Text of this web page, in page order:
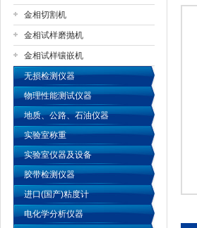
公司名称
金相切割机
金相试样磨抛机
金相试样镶嵌机
无损检测仪器
物理性能测试仪器
地质、公路、石油仪器
实验室称重
实验室仪器及设备
胶带检测仪器
进口(国产)粘度计
电化学分析仪器